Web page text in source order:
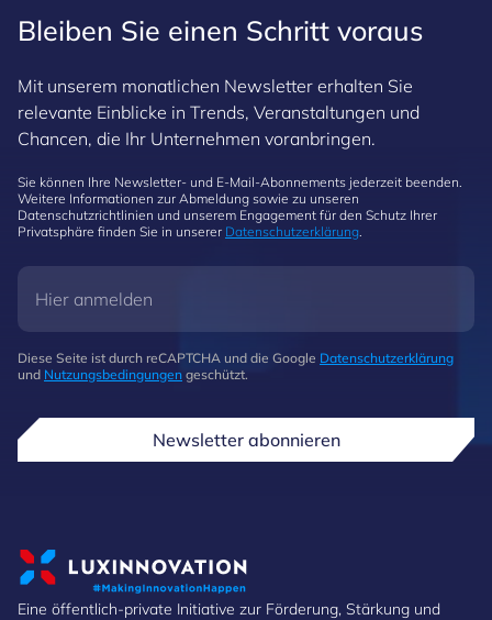
Bleiben Sie einen Schritt voraus
Mit unserem monatlichen Newsletter erhalten Sie
relevante Einblicke in Trends, Veranstaltungen und
Chancen, die Ihr Unternehmen voranbringen.
Sie können Ihre Newsletter- und E-Mail-Abonnements jederzeit beenden.
Weitere Informationen zur Abmeldung sowie zu unseren
Datenschutzrichtlinien und unserem Engagement für den Schutz Ihrer
Privatsphäre finden Sie in unserer Datenschutzerklärung.
Diese Seite ist durch reCAPTCHA und die Google Datenschutzerklärung
und Nutzungsbedingungen geschützt.
Newsletter abonnieren
Eine öffentlich-private Initiative zur Förderung, Stärkung und